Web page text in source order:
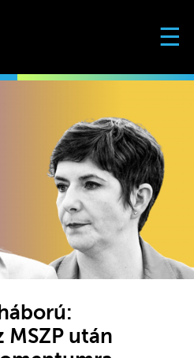
☰
MSZP után